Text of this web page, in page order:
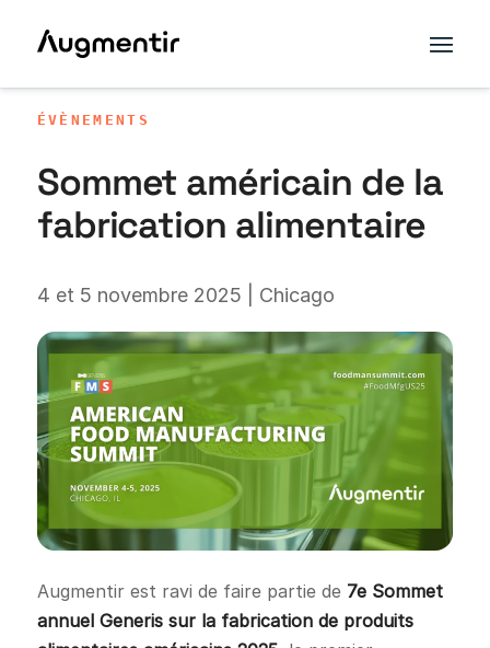
ÉVÈNEMENTS
Sommet américain de la
fabrication alimentaire
4 et 5 novembre 2025 | Chicago
Augmentir est ravi de faire partie de 7e Sommet
annuel Generis sur la fabrication de produits